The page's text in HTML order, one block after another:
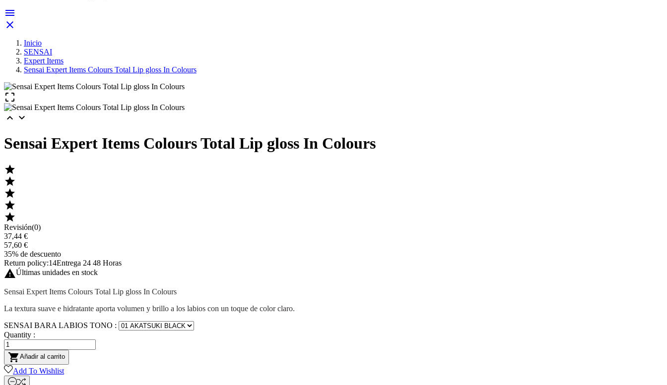


Inicio
SENSAI
Expert Items
Sensai Expert Items Colours Total Lip gloss In Colours

 
Sensai Expert Items Colours Total Lip gloss In Colours





Revisión(0)
37,44 €
57,60 €
35% de descuento
Return policy:14Entrega 24 48 Horas
Últimas unidades en stock
Sensai Expert Items Colours Total Lip gloss In Colours
La textura suave e hidratante aporta volumen y brillo a los labios con un toque de color claro.
SENSAI BARA LABIOS TONO :
Quantity :
 Añadir al carrito
Add To Wishlist